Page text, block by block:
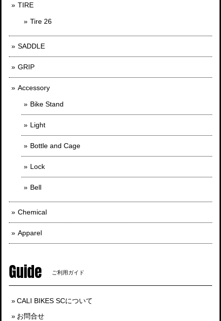
TIRE
Tire 26
SADDLE
GRIP
Accessory
Bike Stand
Light
Bottle and Cage
Lock
Bell
Chemical
Apparel
Guide ご利用ガイド
CALI BIKES SCについて
お問合せ